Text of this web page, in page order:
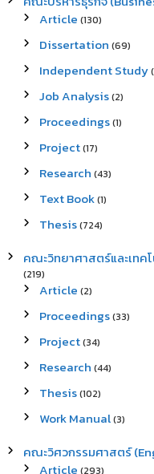
Article (130)
Dissertation (69)
Independent Study
Job Analysis(2)
Proceedings(1)
Project(17)
Research (43)
Text Book(1)
Thesis(724)
คณะวิทยาศาสตร์และเทค
(219)
Article (2)
Proceedings(33)
Project(34)
Research (44)
Thesis(102)
Work Manual(3)
คณะวิศวกรรมศาสตร์
Article (293)